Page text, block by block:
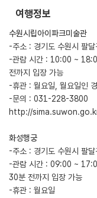
여행정보
수원시립아이파크미술관
-주소 : 경기도 수원시 팔
-관람 시간 : 10:00 ~
전까지 입장 가능
-휴관 : 월요일, 월요일인
-문의 : 031-228-3800
http://
화성행궁
-주소 : 경기도 수원시 팔
-관람 시간 : 09:00 ~
30분 전까지 입장 가능
-휴관 : 월요일